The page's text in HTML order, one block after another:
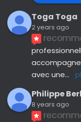
Toga Toga
2 years ago
avec une...
Philippe
8 years ago